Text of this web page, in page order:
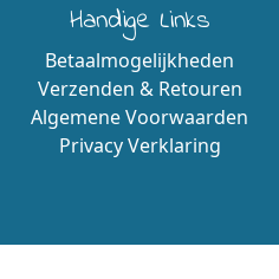
Handige Links
Betaalmogelijkheden
Verzenden & Retouren
Algemene Voorwaarden
Privacy Verklaring